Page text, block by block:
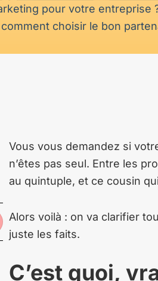
pour votre
choisir le bon
Vous vous demandez si
n’êtes pas seul. Entre les
au quintuple, et ce cousin
Alors voilà : on va clarifier
juste les faits.
C’est quoi,